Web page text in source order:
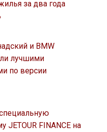
за два года
и BMW
лучшими
по версии
JETOUR FINANCE на